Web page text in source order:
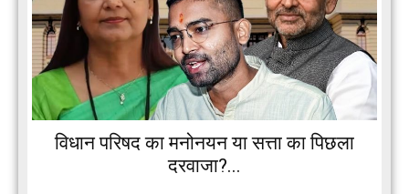
विधान परिषद का मनोनयन या सत्ता का पिछला
दरवाजा?...